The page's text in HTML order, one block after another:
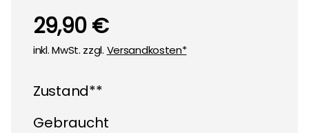
29,90 €
inkl. MwSt. zzgl. Versandkosten*
Zustand**
Gebraucht